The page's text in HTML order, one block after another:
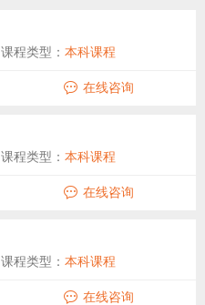
课程类型： 本科课程
在线咨询
课程类型： 本科课程
在线咨询
课程类型： 本科课程
在线咨询